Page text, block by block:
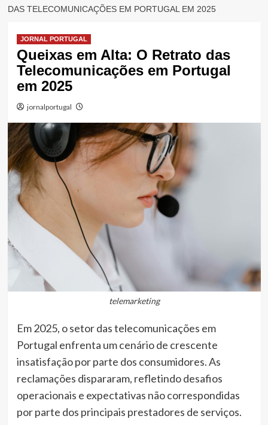
DAS TELECOMUNICAÇÕES EM PORTUGAL EM 2025
JORNAL PORTUGAL
Queixas em Alta: O Retrato das
Telecomunicações em Portugal
em 2025
jornalportugal
telemarketing
Em 2025, o setor das telecomunicações em
Portugal enfrenta um cenário de crescente
insatisfação por parte dos consumidores. As
reclamações dispararam, refletindo desafios
operacionais e expectativas não correspondidas
por parte dos principais prestadores de serviços.